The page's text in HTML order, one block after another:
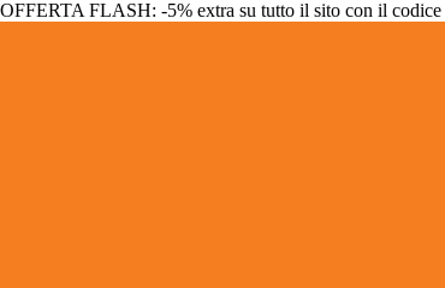
OFFERTA FLASH: -5% extra su tutto il sito con il codice